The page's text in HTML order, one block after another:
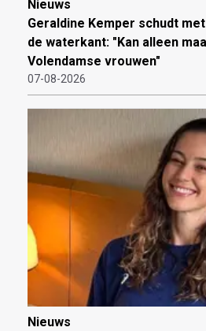
Nieuws
Geraldine Kemper schudt
de waterkant: "Kan alleen
Volendamse vrouwen"
07-08-2026
Nieuws